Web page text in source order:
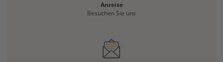
Anreise
Besuchen Sie uns